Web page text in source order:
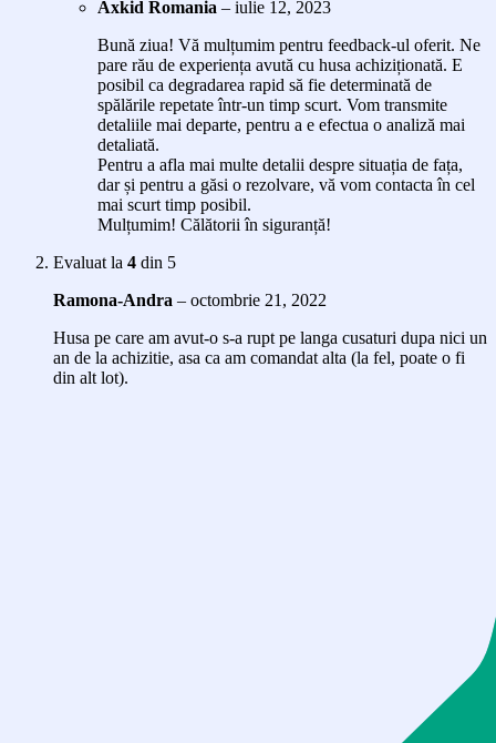
Axkid Romania – iulie 12, 2023
Bună ziua! Vă mulțumim pentru feedback-ul oferit. Ne
pare rău de experiența avută cu husa achiziționată. E
posibil ca degradarea rapid să fie determinată de
spălările repetate într-un timp scurt. Vom transmite
detaliile mai departe, pentru a e efectua o analiză mai
detaliată.
Pentru a afla mai multe detalii despre situația de fața,
dar și pentru a găsi o rezolvare, vă vom contacta în cel
mai scurt timp posibil.
Mulțumim! Călătorii în siguranță!
Evaluat la 4 din 5
Ramona-Andra – octombrie 21, 2022
Husa pe care am avut-o s-a rupt pe langa cusaturi dupa nici un
an de la achizitie, asa ca am comandat alta (la fel, poate o fi
din alt lot).